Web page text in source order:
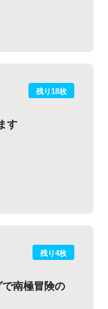
残り18枚
す
残り4枚
南極冒険の